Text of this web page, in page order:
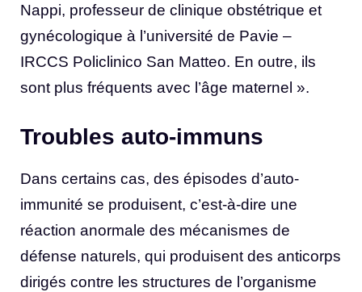
Nappi, professeur de clinique obstétrique et
gynécologique à l’université de Pavie –
IRCCS Policlinico San Matteo. En outre, ils
sont plus fréquents avec l’âge maternel ».
Troubles auto-immuns
Dans certains cas, des épisodes d’auto-
immunité se produisent, c’est-à-dire une
réaction anormale des mécanismes de
défense naturels, qui produisent des anticorps
dirigés contre les structures de l’organisme